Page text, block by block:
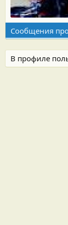
Сообщения
В профиле